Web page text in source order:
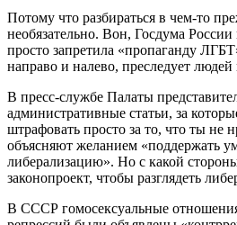
Потому что разбираться в чем-то
необязательно. Вон, Госдума России
просто запретила «пропаганду
направо и налево, преследует людей
В пресс-службе Палаты
административные статьи, за
штрафовать просто за то, что ты не
объясняют желанием «поддержать
либерализацию». Но с какой
законопроект, чтобы разглядеть
В СССР гомосексуальные